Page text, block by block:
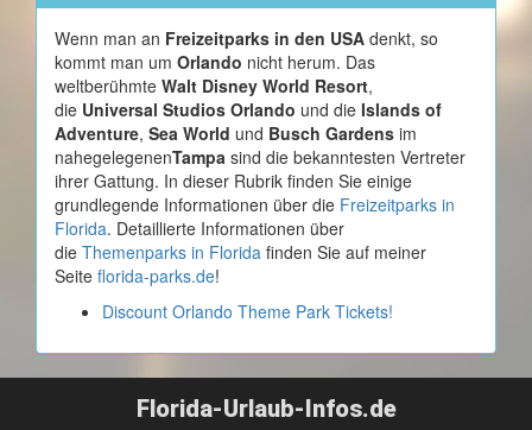
Wenn man an Freizeitparks in den USA denkt, so
kommt man um Orlando nicht herum. Das
weltberühmte Walt Disney World Resort,
die Universal Studios Orlando und die Islands of
Adventure, Sea World und Busch Gardens im
nahegelegenenTampa sind die bekanntesten Vertreter
ihrer Gattung. In dieser Rubrik finden Sie einige
grundlegende Informationen über die Freizeitparks in
Florida. Detaillierte Informationen über
die Themenparks in Florida finden Sie auf meiner
Seite florida-parks.de!
Discount Orlando Theme Park Tickets!
Florida-Urlaub-Infos.de